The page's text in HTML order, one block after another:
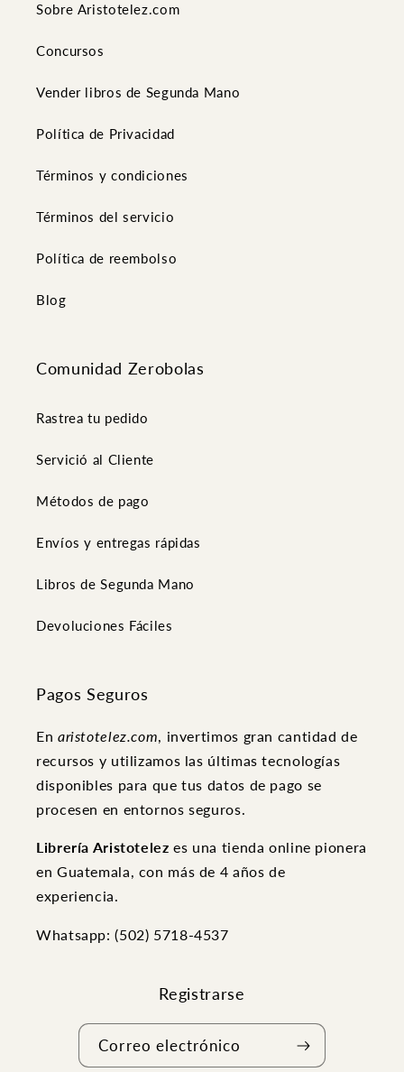
Sobre Aristotelez.com
Concursos
Vender libros de Segunda Mano
Política de Privacidad
Términos y condiciones
Términos del servicio
Política de reembolso
Blog
Comunidad Zerobolas
Rastrea tu pedido
Servició al Cliente
Métodos de pago
Envíos y entregas rápidas
Libros de Segunda Mano
Devoluciones Fáciles
Pagos Seguros
En aristotelez.com , invertimos gran cantidad de
recursos y utilizamos las últimas tecnologías
disponibles para que tus datos de pago se
procesen en entornos seguros.
Librería Aristotelezes una tienda online pionera
en Guatemala, con más de 4 años de
experiencia.
Whatsapp: (502) ‭5718-4537
Registrarse
Correo electrónico